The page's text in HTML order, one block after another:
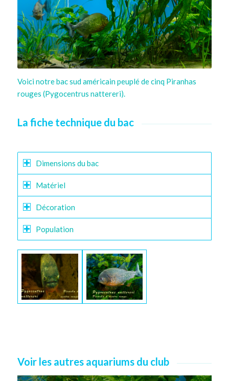
Voici notre bac sud américain peuplé de cinq Piranhas
rouges (Pygocentrus nattereri).
La fiche technique du bac
Dimensions du bac
Matériel
Décoration
Population
Voir les autres aquariums du club